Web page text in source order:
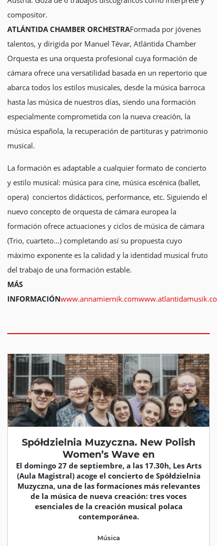
compositor.
ATLÁNTIDA CHAMBER ORCHESTRAFormada por jóvenes
talentos, y dirigida por Manuel Tévar, Atlántida Chamber
Orquesta es una orquesta profesional cuya formación de
cámara ofrece una versatilidad basada en un repertorio que
abarca todos los estilos musicales, desde la música barroca
hasta las música de nuestros días, siendo una formación
especialmente comprometida con la nueva creación, la
música española, la recuperación de partituras y patrimonio
musical.
La formación es adaptable a cualquier formato de concierto
y estilo musical: música para cine, música escénica (ballet,
opera) conciertos didácticos, performance, etc. Siguiendo el
nuevo concepto de orquesta de cámara europea la
formación ofrece actuaciones y ciclos de música de cámara
(Trio, cuarteto…) completando así su propuesta cuyo
máximo exponente es la calidad y la identidad musical fruto
del trabajo de una formación estable.
MÁS
INFORMACIÓNwww.annamiernik.com
Spółdzielnia Muzyczna. New Polish
Women’s Wave en
El domingo 27 de septiembre, a las 17.30h, Les Arts
(Aula Magistral) acoge el concierto de Spółdzielnia
Muzyczna, una de las formaciones más relevantes
de la música de nueva creación: tres voces
esenciales de la creación musical polaca
contemporánea.
Música